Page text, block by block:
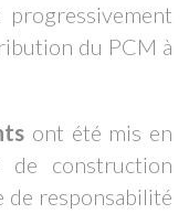
du PCM à
ont été mis en
de construction
de responsabilité